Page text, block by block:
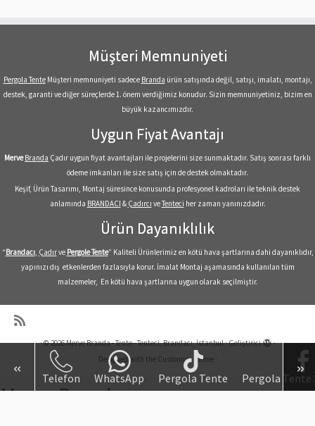
Müşteri Memnuniyeti
Pergola TenteMüşteri memnuniyeti sadece Branda ürün satışında değil, satışı, imalatı, montajı,
destek, garanti ve diğer süreçlerde 1. önem verdiğimiz konudur. Sizin memnuniyetiniz, bizim en
büyük kazancımızdır.
Uygun Fiyat Avantajı
Merve Branda Çadır uygun fiyat avantajları ile projelerini size sunmaktadır. Satış sonrası farklı
ödeme imkanları ile size satış için de destek olmaktadır.
Keşif, Ürün Tasarımı, Montaj süresince konusunda profesyonel kadroları ile teknik destek
anlamında BRANDACI & Çadırcı veTenteci her zaman yanınızdadır.
Ürün Dayanıklılık
“Brandacı, Çadırve PergoleTente” Kaliteli Ürünlerimiz en kötü hava şartlarına dahi dayanıklıdır,
yapınızı dış etkenlerden fazlasıyla korur. İmalat Montaj aşamasında kullanılan tüm
malzemeler, En kötü hava şartlarına uygun olarak seçilmiştir.
·© 2026Merve Branda - Tente - Tenteci, Brandacı, İstanbul·Geliştirici
·
Designed with the Customizr theme·
« Telefon WhatsApp Pergola Tente Pergola »
Merve Branda